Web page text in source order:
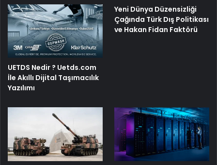
UETDS Nedir ? Uetds.com
İle Akıllı Dijital Taşımacılık
Yazılımı
Yeni Dünya Düzensizliği
Çağında Türk Dış Politikası
ve Hakan Fidan Faktörü